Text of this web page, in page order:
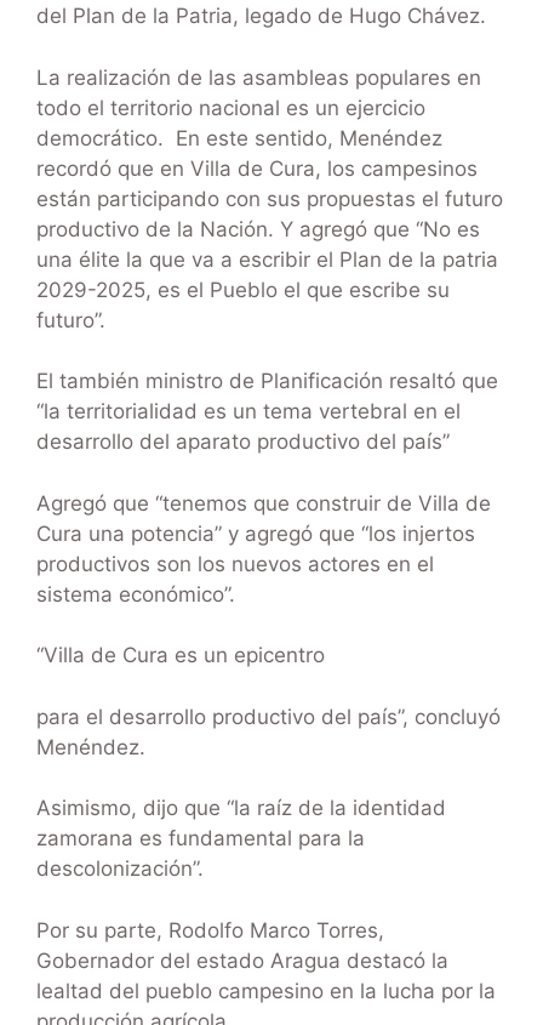
del Plan de la Patria, legado de Hugo Chávez.
La realización de las asambleas populares en
todo el territorio nacional es un ejercicio
democrático. En este sentido, Menéndez
recordó que en Villa de Cura, los campesinos
están participando con sus propuestas el futuro
productivo de la Nación. Y agregó que “No es
una élite la que va a escribir el Plan de la patria
2029-2025, es el Pueblo el que escribe su
futuro”.
El también ministro de Planificación resaltó que
“la territorialidad es un tema vertebral en el
desarrollo del aparato productivo del país”
Agregó que “tenemos que construir de Villa de
Cura una potencia” y agregó que “los injertos
productivos son los nuevos actores en el
sistema económico”.
“Villa de Cura es un epicentro
para el desarrollo productivo del país”, concluyó
Menéndez.
Asimismo, dijo que “la raíz de la identidad
zamorana es fundamental para la
descolonización”.
Por su parte, Rodolfo Marco Torres,
Gobernador del estado Aragua destacó la
lealtad del pueblo campesino en la lucha por la